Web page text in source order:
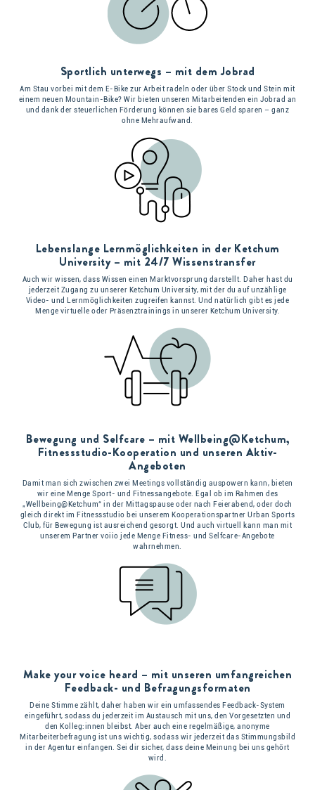
Sportlich unterwegs – mit dem Jobrad
Am Stau vorbei mit dem E-Bike zur Arbeit radeln oder über Stock und Stein mit
einem neuen Mountain-Bike? Wir bieten unseren Mitarbeitenden ein Jobrad an
und dank der steuerlichen Förderung können sie bares Geld sparen – ganz
ohne Mehraufwand.
Lebenslange Lernmöglichkeiten in der Ketchum
University – mit 24/7 Wissenstransfer
Auch wir wissen, dass Wissen einen Marktvorsprung darstellt. Daher hast du
jederzeit Zugang zu unserer Ketchum University, mit der du auf unzählige
Video- und Lernmöglichkeiten zugreifen kannst. Und natürlich gibt es jede
Menge virtuelle oder Präsenztrainings in unserer Ketchum University.
Bewegung und Selfcare – mit Wellbeing@Ketchum,
Fitnessstudio-Kooperation und unseren Aktiv-
Angeboten
Damit man sich zwischen zwei Meetings vollständig auspowern kann, bieten
wir eine Menge Sport- und Fitnessangebote. Egal ob im Rahmen des
„Wellbeing@Ketchum“ in der Mittagspause oder nach Feierabend, oder doch
gleich direkt im Fitnessstudio bei unserem Kooperationspartner Urban Sports
Club, für Bewegung ist ausreichend gesorgt. Und auch virtuell kann man mit
unserem Partner voiio jede Menge Fitness- und Selfcare-Angebote
wahrnehmen.
Make your voice heard – mit unseren umfangreichen
Feedback- und Befragungsformaten
Deine Stimme zählt, daher haben wir ein umfassendes Feedback-System
eingeführt, sodass du jederzeit im Austausch mit uns, den Vorgesetzten und
den Kolleg:innen bleibst. Aber auch eine regelmäßige, anonyme
Mitarbeiterbefragung ist uns wichtig, sodass wir jederzeit das Stimmungsbild
in der Agentur einfangen. Sei dir sicher, dass deine Meinung bei uns gehört
wird.